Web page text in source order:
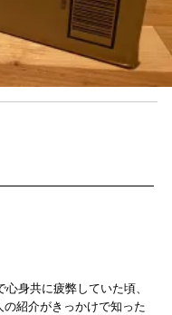
身共に疲弊していた頃、
紹介がきっかけで知った